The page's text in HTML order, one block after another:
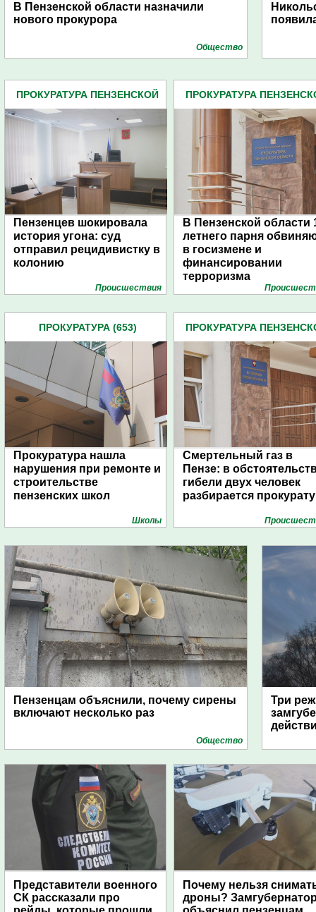
В Пензенской области назначили
нового прокурора
Общество
ПРОКУРАТУРА ПЕНЗЕНСКОЙ
Пензенцев шокировала
история угона: суд
отправил рецидивистку в
колонию
Проиcшествия
ПРОКУРАТУРА
В Пензенской области
летнего парня
в госизмене и
финансировании
терроризма
ПРОКУРАТУРА (653)
Прокуратура нашла
нарушения при ремонте и
строительстве
пензенских школ
Школы
ПРОКУРАТУРА
Смертельный газ в
Пензе: в
гибели двух человек
разбирается
Пензенцам объяснили, почему сирены
включают несколько раз
Общество
Три
Представители военного
СК рассказали про
Почему нельзя
дроны?